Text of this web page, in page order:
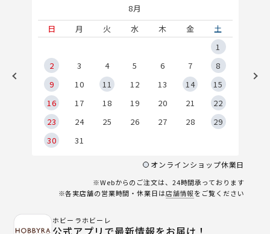
8月
日
月 火 水 木 金
土
1
2
3 4 5 6 7
8
9
10 11 12 13 14
15
16
17 18 19 20 21
22
23
24 25 26 27 28
29
30
31
オンラインショップ休業日
※Webからのご注文は、24時間承っております
※各実店舗の営業時間・休業日は店舗情報をご覧ください
ホビーラホビーレ
公式アプリで最新情報をお届け！